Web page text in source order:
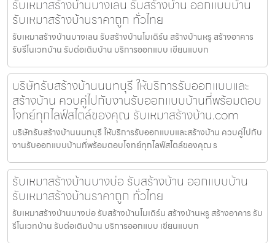
รับเหมาสร้างบ้านบางเลน รับสร้างบ้าน ออกแบบบ้าน
รับเหมาสร้างบ้านราคาถูก ทั่วไทย
รับเหมาสร้างบ้านบางเลน รับสร้างบ้านโมเดิร์น สร้างบ้านหรู สร้างอาคาร
รับรีโนเวทบ้าน รับต่อเติมบ้าน บริการออกแบบ เขียนแบบก
บริษัทรับสร้างบ้านนนทบุรี ให้บริการรับออกแบบและ
สร้างบ้าน ควบคู่ไปกับงานรับออกแบบบ้านที่พร้อมตอบ
โจทย์ทุกไลฟ์สไตล์ของคุณ รับเหมาสร้างบ้าน.com
บริษัทรับสร้างบ้านนนทบุรี ให้บริการรับออกแบบและสร้างบ้าน ควบคู่ไปกับ
งานรับออกแบบบ้านที่พร้อมตอบโจทย์ทุกไลฟ์สไตล์ของคุณ ร
รับเหมาสร้างบ้านบางบ่อ รับสร้างบ้าน ออกแบบบ้าน
รับเหมาสร้างบ้านราคาถูก ทั่วไทย
รับเหมาสร้างบ้านบางบ่อ รับสร้างบ้านโมเดิร์น สร้างบ้านหรู สร้างอาคาร รับ
รีโนเวทบ้าน รับต่อเติมบ้าน บริการออกแบบ เขียนแบบก